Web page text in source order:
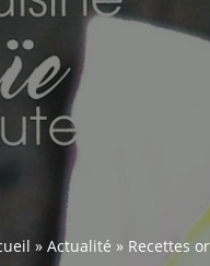
» Actualité » Recettes